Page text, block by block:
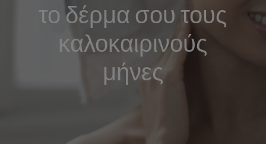
το δέρμα σου τους
καλοκαιρινούς
μήνες